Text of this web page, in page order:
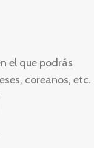
el que podrás
coreanos, etc.